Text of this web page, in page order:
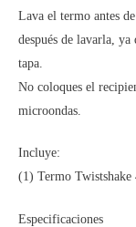
Lava el termo antes
después de lavarla,
tapa.
No coloques el
microondas.
Incluye:
(1) Termo Twistshake
Especificaciones